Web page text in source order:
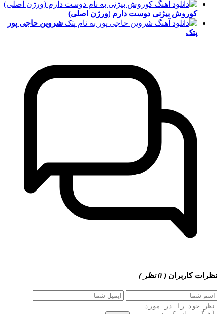
کوروش بیژنی دوست دارم (ورژن اصلی)
شروین حاجی پور
پتک
نظرات کاربران ( 0 نظر )